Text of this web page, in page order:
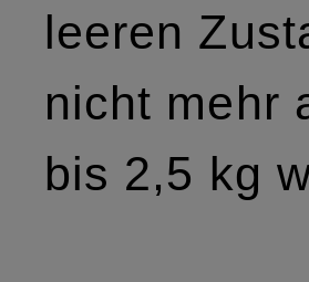
leeren
nicht mehr
bis 2,5 kg